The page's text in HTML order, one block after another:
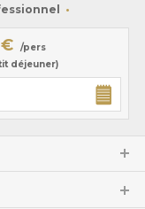
/pers
déjeuner)